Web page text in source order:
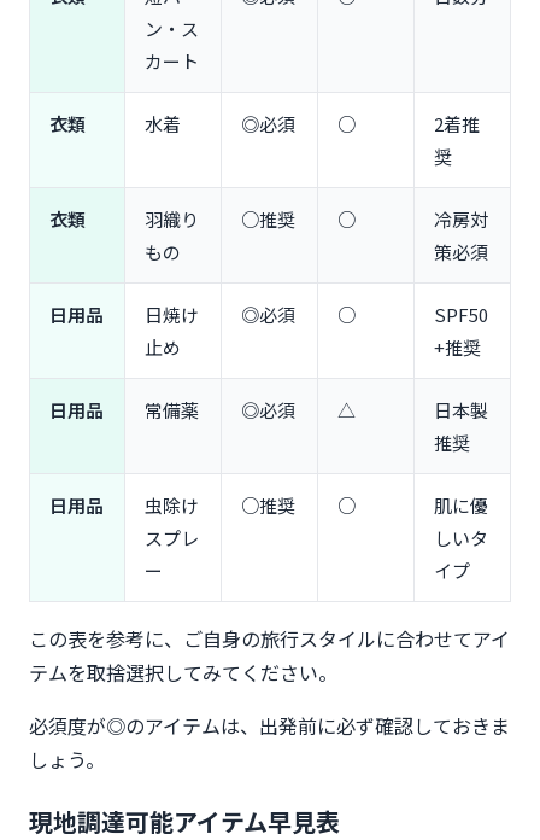
Q3. おむつは現地で購入できますか？
Q4. スーツケースのサイズはどれくらいがおすす
Q5. 雨季（6〜11月）に持っていくべきものは？
Q8. 子どもの渡航同意書は必要ですか？
まとめ：グアム旅行の準備を完璧にする3つのポイ
ポイント1：旅行スタイルに合わせた持ち物リスト
を作成する
ポイント3：現地調達できるものは最小限に、必須
ン・ス
カート
衣類 水着 ◎必須 ○
2着推
奨
衣類
羽織り
もの
○推奨 ○
冷房対
策必須
日用品
日焼け
止め
◎必須 ○
SPF50
+推奨
日用品 常備薬 ◎必須 △
日本製
推奨
日用品
虫除け
スプレ
ー
○推奨 ○
肌に優
しいタ
イプ
この表を参考に、ご自身の旅行スタイルに合わせてアイ
テムを取捨選択してみてください。
必須度が◎のアイテムは、出発前に必ず確認しておきま
しょう。
現地調達可能アイテム早見表